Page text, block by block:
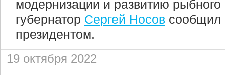
модернизации и развитию
губернатор Сергей Носов сообщил
президентом.
19 октября 2022